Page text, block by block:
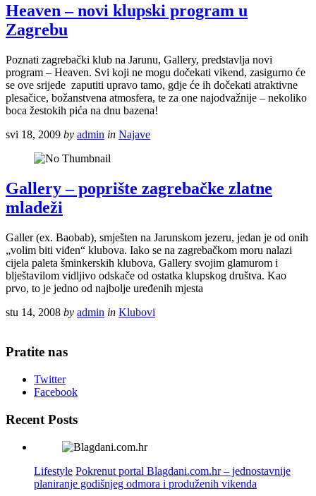
Heaven – novi klupski program u
Zagrebu
Poznati zagrebački klub na Jarunu, Gallery, predstavlja novi
program – Heaven. Svi koji ne mogu dočekati vikend, zasigurno će
se ove srijede zaputiti upravo tamo, gdje će ih dočekati atraktivne
plesačice, božanstvena atmosfera, te za one najodvažnije – nekoliko
boca žestokih pića na dnu bazena!
svi 18, 2009 by admin in Najave
Gallery – poprište zagrebačke zlatne
mladeži
Galler (ex. Baobab), smješten na Jarunskom jezeru, jedan je od onih
„volim biti viđen“ klubova. Iako se na zagrebačkom moru nalazi
cijela paleta šminkerskih klubova, Gallery svojim glamurom i
blještavilom vidljivo odskače od ostatka klupskog društva. Kao
prvo, to je jedno od najbolje uređenih mjesta
stu 14, 2008 by admin in Klubovi
Pratite nas
Twitter
Facebook
Recent Posts
Lifestyle Pokrenut portal Blagdani.com.hr – jednostavnije
planiranje godišnjeg odmora i produženih vikenda